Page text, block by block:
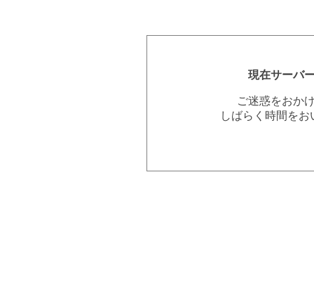
現在サーバ
ご迷惑をおか
しばらく時間を